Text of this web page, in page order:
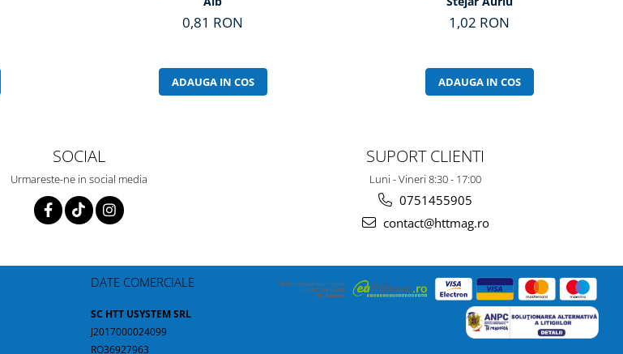
0,81 RON
ADAUGA IN COS
1,02 RON
ADAUGA IN COS
SOCIAL
Urmareste-ne in social media
SUPORT CLIENTI
Luni - Vineri 8:30 - 17:00
0751455905
contact@httmag.ro
DATE COMERCIALE
SC HTT USYSTEM SRL
J2017000024099
RO36927963